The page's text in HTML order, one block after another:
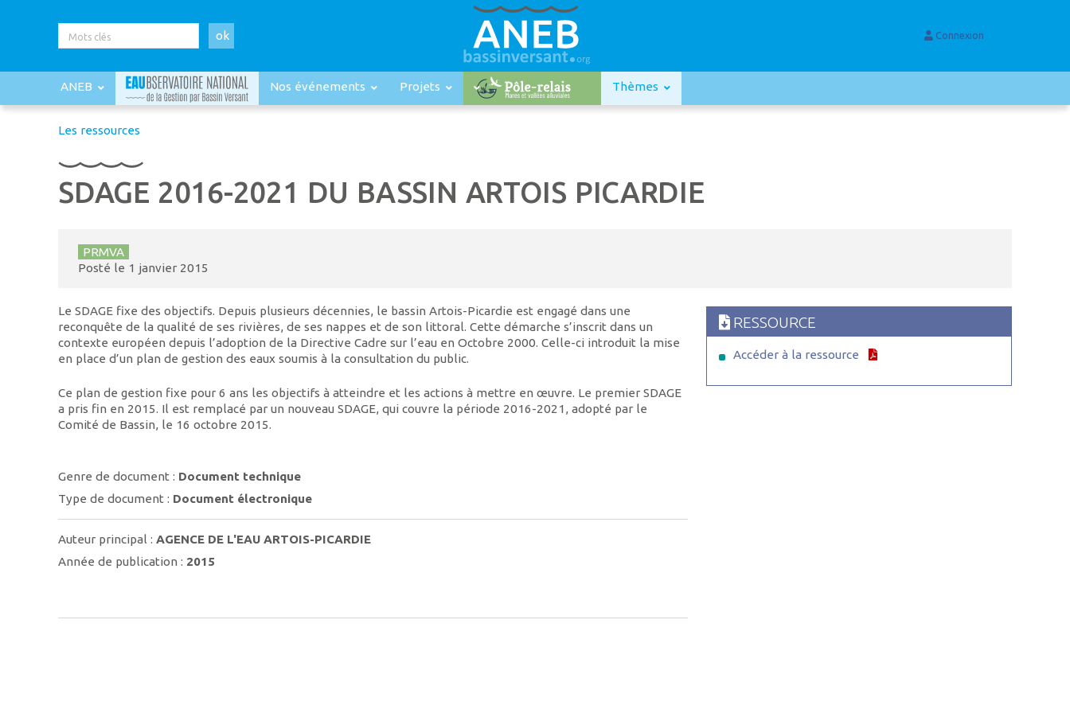
ok Connexion
ANEB Nos événements Projets Thèmes
Les ressources
SDAGE 2016-2021 DU BASSIN ARTOIS PICARDIE
PRMVA
Posté le 1 janvier 2015
Le SDAGE fixe des objectifs. Depuis plusieurs décennies, le bassin Artois-Picardie est engagé dans une
reconquête de la qualité de ses rivières, de ses nappes et de son littoral. Cette démarche s’inscrit dans un
contexte européen depuis l’adoption de la Directive Cadre sur l’eau en Octobre 2000. Celle-ci introduit la mise
en place d’un plan de gestion des eaux soumis à la consultation du public.
Ce plan de gestion fixe pour 6 ans les objectifs à atteindre et les actions à mettre en œuvre. Le premier SDAGE
a pris fin en 2015. Il est remplacé par un nouveau SDAGE, qui couvre la période 2016-2021, adopté par le
Comité de Bassin, le 16 octobre 2015.
Genre de document : Document technique
Type de document : Document électronique
Auteur principal :AGENCE DE L'EAU ARTOIS-PICARDIE
Année de publication : 2015
RESSOURCE
Accéder à la ressource